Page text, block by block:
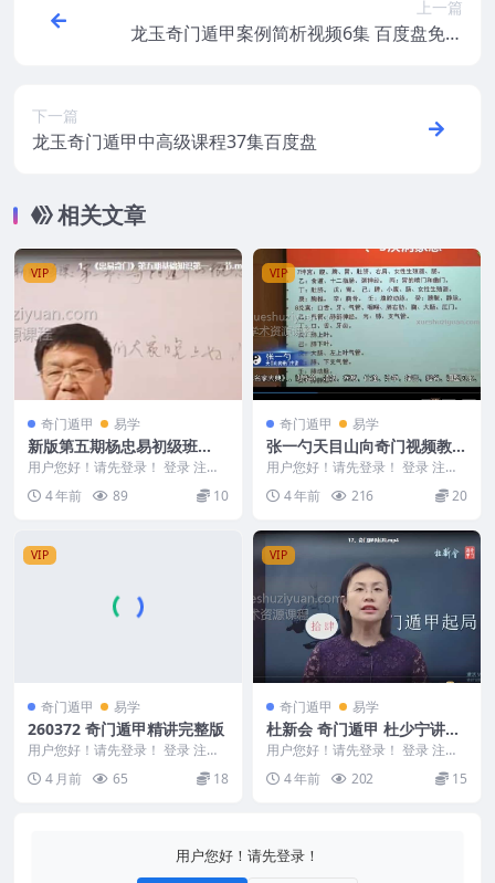
上一篇
龙玉奇门遁甲案例简析视频6集 百度盘免费
下一篇
龙玉奇门遁甲中高级课程37集百度盘
相关文章
VIP
奇门遁甲 易学
新版第五期杨忠易初级班
《忠易奇门》第五期 10节课
程5视频
用户您好！请先登录！ 登录 注册
新版第五期杨忠易初级班 《忠易
奇门》第五期 编...
4 年前 89 10
VIP
奇门遁甲 易学
张一勺天目山向奇门视频教学
课程
用户您好！请先登录！ 登录 注册
张一勺天目山向奇门讲座 风水清
闲居士 张一勺...
4 年前 216 20
VIP
奇门遁甲 易学
260372 奇门遁甲精讲完整版
用户您好！请先登录！ 登录 注册
奇门遁甲精讲完整版 260372 260
372...4 月前 65 18
VIP
奇门遁甲 易学
杜新会 奇门遁甲 杜少宁讲解
课程19集视频
用户您好！请先登录！ 登录 注册
杜新会-奇门遁甲- 杜少宁讲解19
集 杜新会...
4 年前 202 15
用户您好！请先登录！